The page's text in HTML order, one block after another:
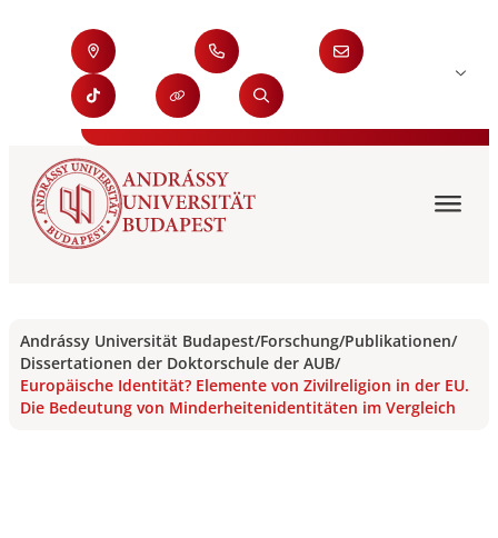
Andrássy Universität Budapest/Forschung/Publikationen/
Dissertationen der Doktorschule der AUB/
Europäische Identität? Elemente von Zivilreligion in der EU.
Die Bedeutung von Minderheitenidentitäten im Vergleich